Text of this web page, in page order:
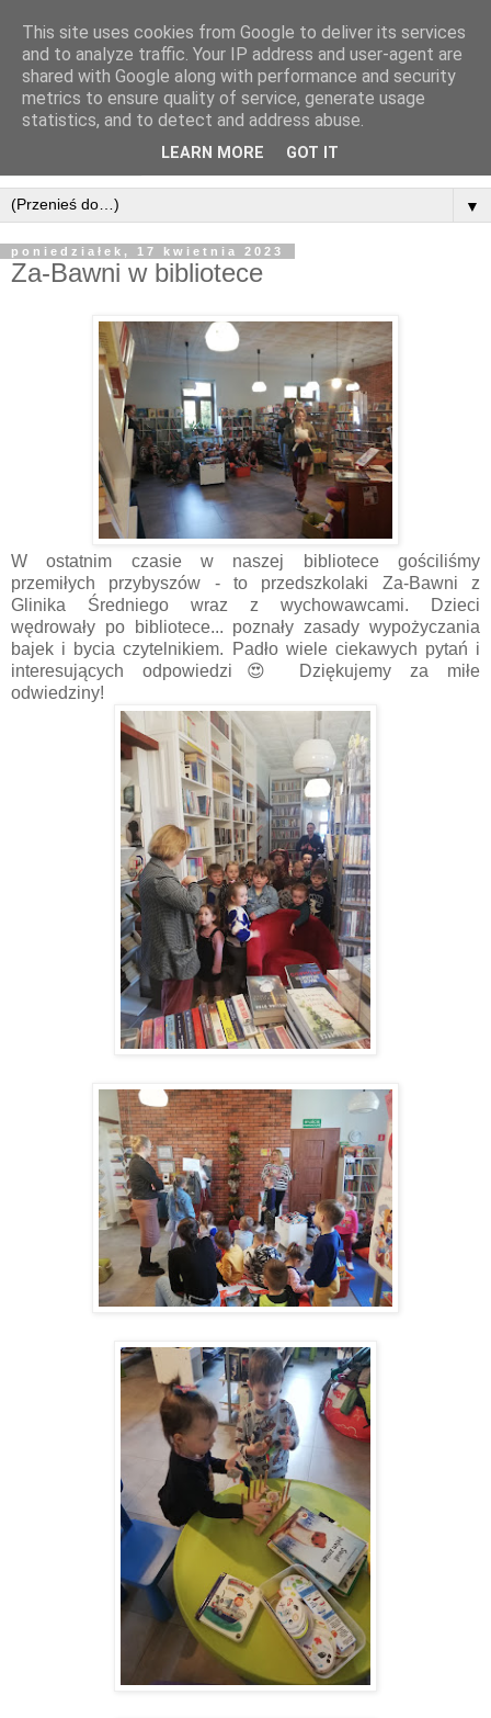
▼
poniedziałek, 17 kwietnia 2023
Za-Bawni w bibliotece
W ostatnim czasie w naszej bibliotece gościliśmy
przemiłych przybyszów - to przedszkolaki Za-Bawni z
Glinika Średniego wraz z wychowawcami. Dzieci
wędrowały po bibliotece... poznały zasady wypożyczania
bajek i bycia czytelnikiem. Padło wiele ciekawych pytań i
interesujących odpowiedzi😍 Dziękujemy za miłe
odwiedziny!
This site uses cookies from Google to deliver its services
and to analyze traffic. Your IP address and user-agent are
shared with Google along with performance and security
metrics to ensure quality of service, generate usage
statistics, and to detect and address abuse.
LEARN MORE GOT IT